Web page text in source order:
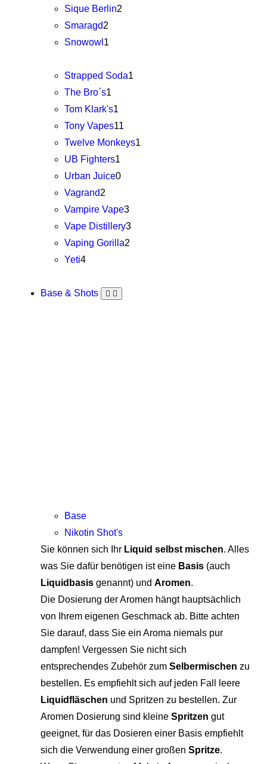
Sique Berlin2
Smaragd2
Snowowl 1
Strapped Soda1
The Bro`s1
Tom Klark's1
Tony Vapes11
Twelve Monkeys1
UB Fighters1
Urban Juice0
Vagrand2
Vampire Vape3
Vape Distillery3
Vaping Gorilla2
Yeti4
Base & Shots
Base
Nikotin Shot's
Sie können sich Ihr Liquid selbst mischen. Alles
was Sie dafür benötigen ist eine Basis (auch
Liquidbasis genannt) und Aromen.
Die Dosierung der Aromen hängt hauptsächlich
von Ihrem eigenen Geschmack ab. Bitte achten
Sie darauf, dass Sie ein Aroma niemals pur
dampfen! Vergessen Sie nicht sich
entsprechendes Zubehör zum Selbermischen zu
bestellen. Es empfiehlt sich auf jeden Fall leere
Liquidfläschen und Spritzen zu bestellen. Zur
Aromen Dosierung sind kleine Spritzen gut
geeignet, für das Dosieren einer Basis empfiehlt
sich die Verwendung einer großen Spritze.